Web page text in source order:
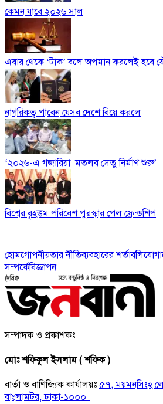
কেমন যাবে ২০২৬ সাল
এবার থেকে ‘টাক’ বলে অপমান করলেই হবে
নাগরিকত্ব পাবেন যেসব দেশে বিয়ে করলে
‘২০২৬-এ গজারিয়া–মতলব সেতু নির্মাণ শুরু’
বিশ্বের বৃহত্তম পরিবেশ পুরস্কার পেল ফ্রেন্ডশিপ
হোমগোপনীয়তার নীতিব্যবহারের শর্তাবলি
সম্পর্কেবিজ্ঞাপন
সম্পাদক ও প্রকাশকঃ
মোঃ শফিকুল ইসলাম ( শফিক )
বার্তা ও বাণিজ্যিক কার্যালয়ঃ ৫৭, ময়মনসিংহ
বাংলামটর, ঢাকা-১০০০।